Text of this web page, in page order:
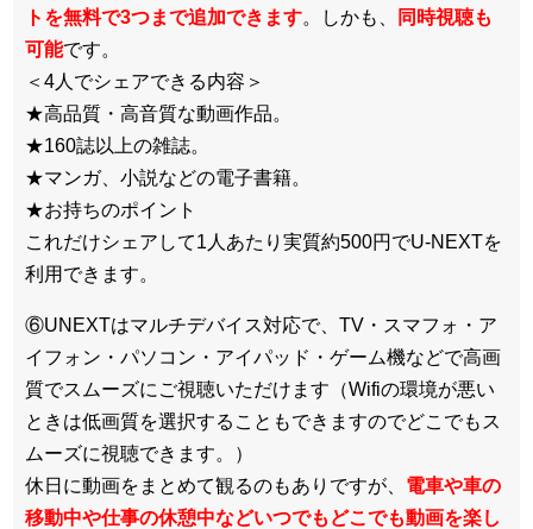
トを無料で3つまで追加できます。しかも、
同時視聴も
可能です。
＜4人でシェアできる内容＞
★高品質・高音質な動画作品。
★160誌以上の雑誌。
★マンガ、小説などの電子書籍。
★お持ちのポイント
これだけシェアして1人あたり実質約500円でU-NEXTを
利用できます。
⑥UNEXTはマルチデバイス対応で、TV・スマフォ・ア
イフォン・パソコン・アイパッド・ゲーム機などで高画
質でスムーズにご視聴いただけます（Wifiの環境が悪い
ときは低画質を選択することもできますのでどこでもス
ムーズに視聴できます。）
休日に動画をまとめて観るのもありですが、 電車や車の
移動中や仕事の休憩中などいつでもどこでも動画を楽し